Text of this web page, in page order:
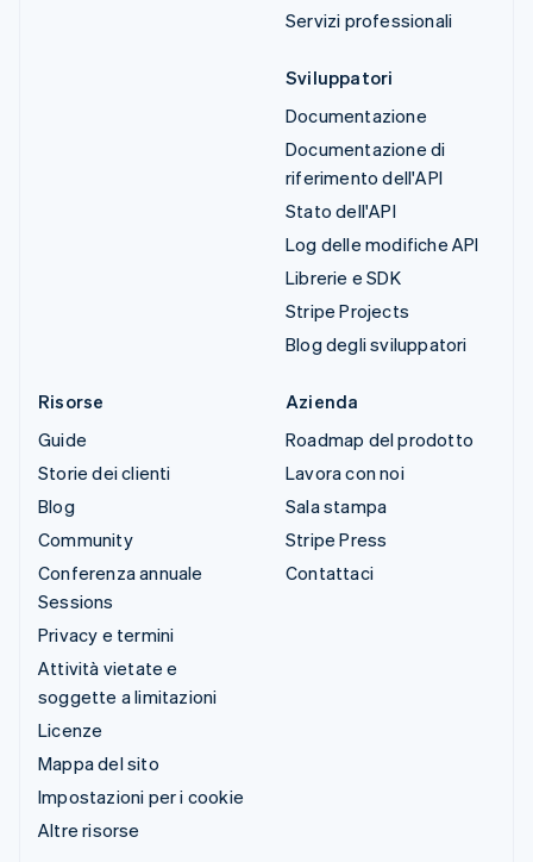
Servizi professionali
Sviluppatori
Documentazione
Documentazione di
riferimento dell'API
Stato dell'API
Log delle modifiche API
Librerie e SDK
Stripe Projects
Blog degli sviluppatori
Risorse
Guide
Storie dei clienti
Blog
Community
Conferenza annuale
Sessions
Privacy e termini
Attività vietate e
soggette a limitazioni
Licenze
Mappa del sito
Impostazioni per i cookie
Altre risorse
Azienda
Roadmap del prodotto
Lavora con noi
Sala stampa
Stripe Press
Contattaci